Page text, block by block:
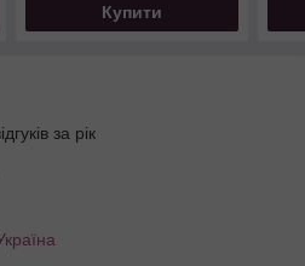
Купити
за рік